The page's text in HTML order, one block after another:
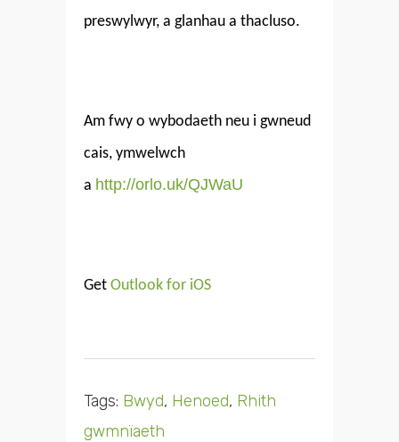
preswylwyr, a glanhau a thacluso.
Am fwy o wybodaeth neu i gwneud
cais, ymwelwch
a http://orlo.uk/QJWaU
Get Outlook for iOS
Tags: Bwyd, Henoed, Rhith
gwmnïaeth